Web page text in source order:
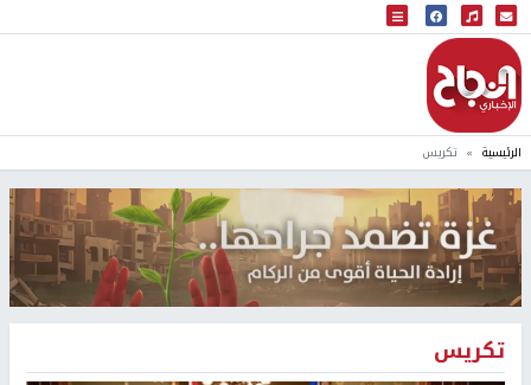
البث المباشر
إذاعة النجاح
الرئيسية تكريس
تكريس